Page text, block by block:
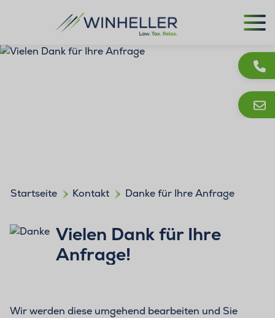
Startseite Kontakt Danke für Ihre Anfrage
Vielen Dank für Ihre
Anfrage!
Wir werden diese umgehend bearbeiten und Sie